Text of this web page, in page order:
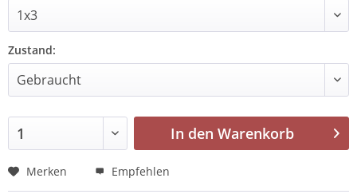
Zustand:
In den Warenkorb
Merken Empfehlen